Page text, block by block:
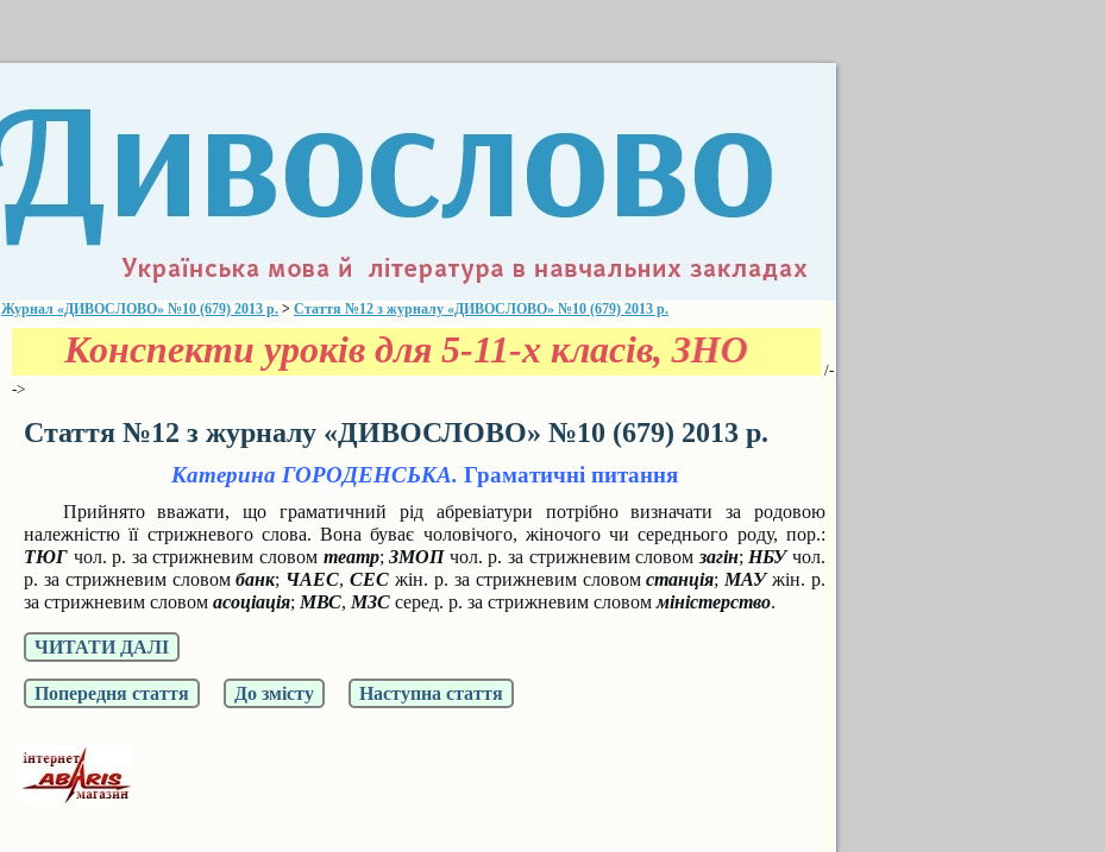
Журнал «ДИВОСЛОВО» №10 (679) 2013 р. > Стаття №12 з журналу «ДИВОСЛОВО» №10 (679) 2013 р.
Конспекти уроків для 5-11-х класів, ЗНО
/-
->
Стаття №12 з журналу «ДИВОСЛОВО» №10 (679) 2013 р.
Катерина ГОРОДЕНСЬКА. Граматичні питання
Прийнято вважати, що граматичний рiд абревiатури потрiбно визначати за родовою
належнiстю її стрижневого слова. Вона буває чоловiчого, жiночого чи середнього роду, пор.:
ТЮГ чол. р. за стрижневим словом театр;ЗМОП чол. р. за стрижневим словом загiн; НБУчол.
р. за стрижневим словомбанк; ЧАЕС,СЕСжiн. р. за стрижневим словомстанцiя; МАУжiн. р.
за стрижневим словом асоцiацiя; МВС, МЗС серед. р. за стрижневим словоммiнiстерство.
ЧИТАТИ ДАЛІ
Попередня стаття До змісту Наступна стаття